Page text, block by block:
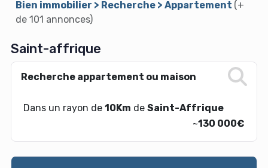
Bien immobilier > Recherche > Appartement (+
de 101 annonces)
Saint-affrique
Recherche appartement ou maison
Dans un rayon de 10Km de Saint-Affrique
~130 000€